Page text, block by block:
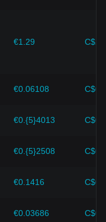
€1.29
€0.06108
€0.{5}4013
€0.{5}2508
€0.1416
€0.03686